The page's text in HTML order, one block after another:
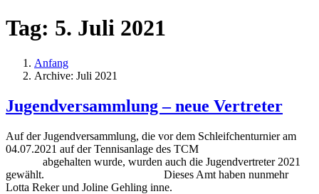
Tag: 5. Juli 2021
Anfang
Archive: Juli 2021
Jugendversammlung – neue Vertreter
Auf der Jugendversammlung, die vor dem Schleifchenturnier am
04.07.2021 auf der Tennisanlage des TCM
abgehalten wurde, wurden auch die Jugendvertreter 2021
gewählt. Dieses Amt haben nunmehr
Lotta Reker und Joline Gehling inne.